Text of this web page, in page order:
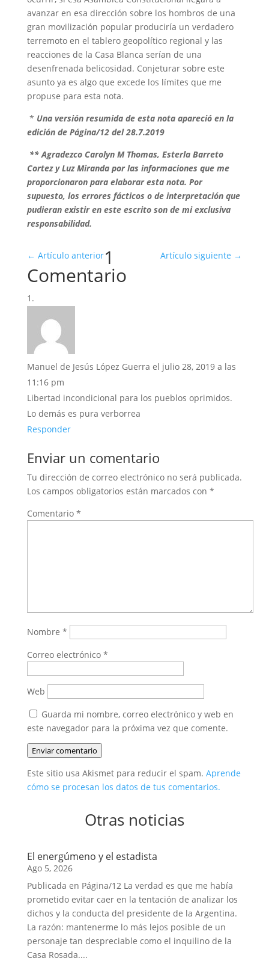
avanzar en esa dirección sobre los hombros de una
gran movilización popular produciría un verdadero
terremoto en el tablero geopolítico regional y las
reacciones de la Casa Blanca serían de una
desenfrenada belicosidad. Conjeturar sobre este
asunto ya es algo que excede los límites que me
propuse para esta nota.
* Una versión resumida de esta nota apareció en la
edición de Página/12 del 28.7.2019
** Agradezco Carolyn M Thomas, Esterla Barreto
Cortez y Luz Miranda por las informaciones que me
proporcionaron para elaborar esta nota. Por
supuesto, los errores fácticos o de interpretación que
pudieran existir en este escrito son de mi exclusiva
responsabilidad.
← Artículo anterior Artículo siguiente →
1
Comentario
Manuel de Jesús López Guerra el julio 28, 2019 a las
11:16 pm
Libertad incondicional para los pueblos oprimidos.
Lo demás es pura verborrea
Responder
Enviar un comentario
Tu dirección de correo electrónico no será publicada.
Los campos obligatorios están marcados con *
Comentario *
Nombre *
Correo electrónico *
Web
Guarda mi nombre, correo electrónico y web en
este navegador para la próxima vez que comente.
Enviar comentario
Este sitio usa Akismet para reducir el spam. Aprende
cómo se procesan los datos de tus comentarios.
Otras noticias
El energúmeno y el estadista
Ago 5, 2026
Publicada en Página/12 La verdad es que me había
prometido evitar caer en la tentación de analizar los
dichos y la conducta del presidente de la Argentina.
La razón: mantenerme lo más lejos posible de un
personaje tan despreciable como el inquilino de la
Casa Rosada....